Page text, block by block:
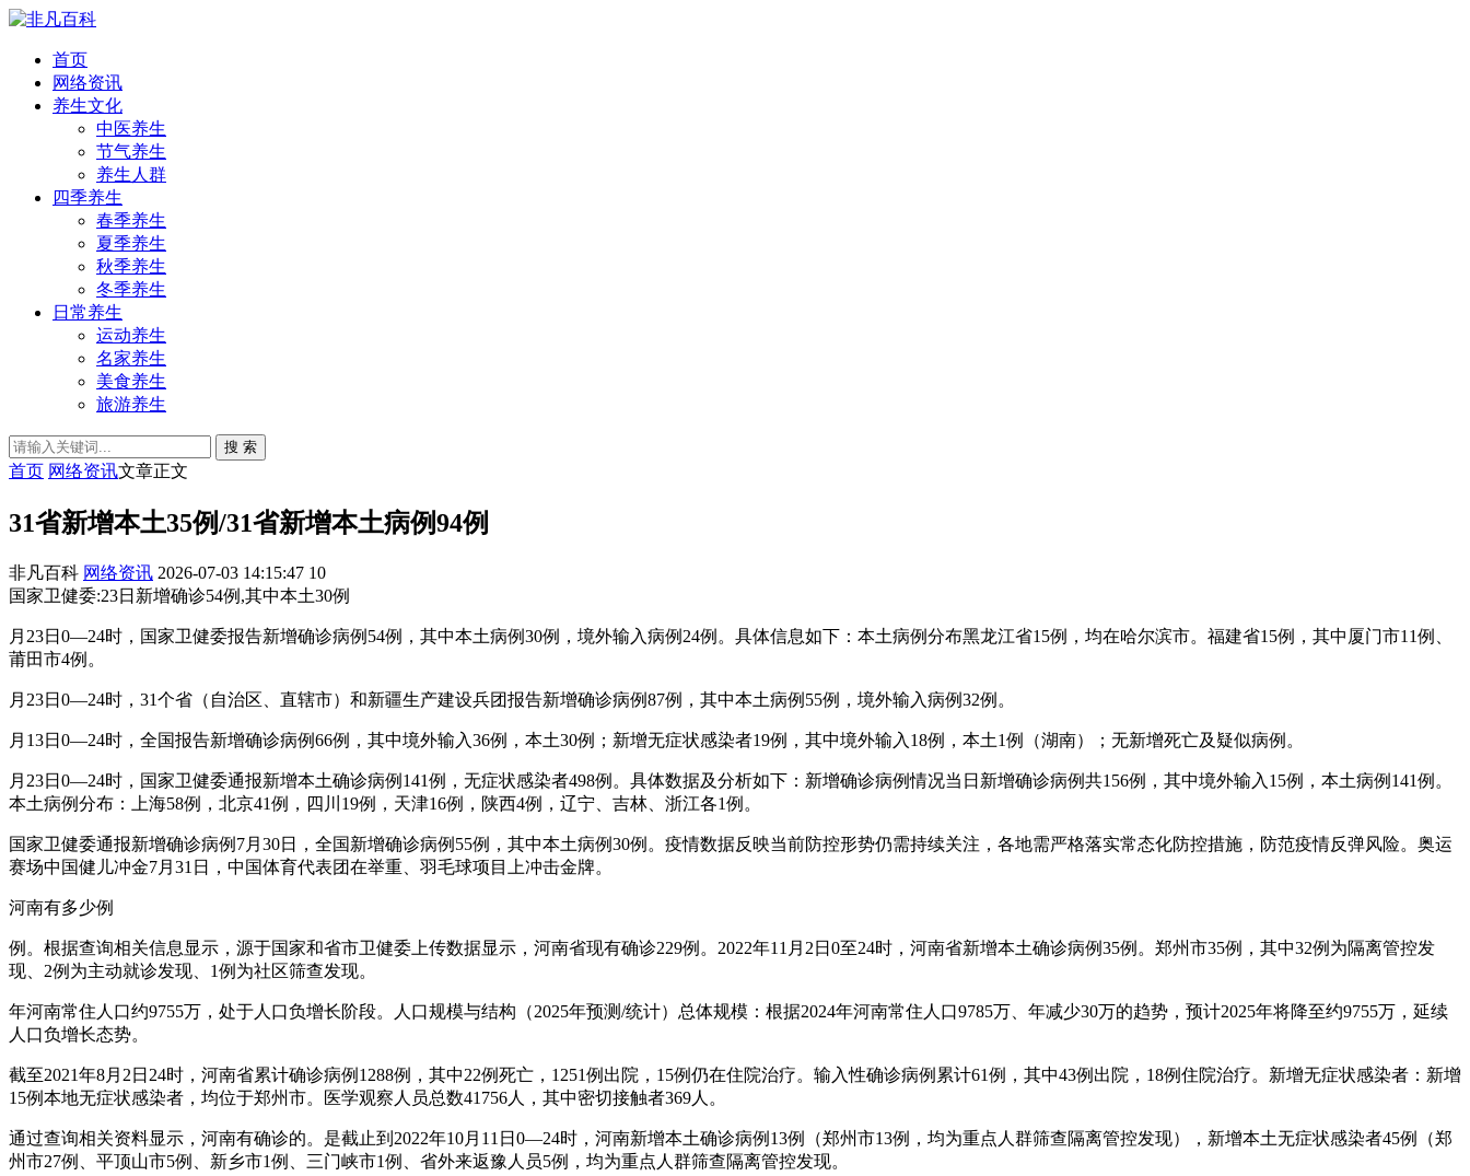
首页
网络资讯
养生文化
中医养生
节气养生
养生人群
四季养生
春季养生
夏季养生
秋季养生
冬季养生
日常养生
运动养生
名家养生
美食养生
旅游养生
搜 索
首页 网络资讯文章正文
31省新增本土35例/31省新增本土病例94例
非凡百科 网络资讯 2026-07-03 14:15:47 10
国家卫健委:23日新增确诊54例,其中本土30例
月23日0—24时，国家卫健委报告新增确诊病例54例，其中本土病例30例，境外输入病例24例。具体信息如下：本土病例分布黑龙江省15例，均在哈尔滨市。福建省15例，其中厦门市11例、
莆田市4例。
月23日0—24时，31个省（自治区、直辖市）和新疆生产建设兵团报告新增确诊病例87例，其中本土病例55例，境外输入病例32例。
月13日0—24时，全国报告新增确诊病例66例，其中境外输入36例，本土30例；新增无症状感染者19例，其中境外输入18例，本土1例（湖南）；无新增死亡及疑似病例。
月23日0—24时，国家卫健委通报新增本土确诊病例141例，无症状感染者498例。具体数据及分析如下：新增确诊病例情况当日新增确诊病例共156例，其中境外输入15例，本土病例141例。
本土病例分布：上海58例，北京41例，四川19例，天津16例，陕西4例，辽宁、吉林、浙江各1例。
国家卫健委通报新增确诊病例7月30日，全国新增确诊病例55例，其中本土病例30例。疫情数据反映当前防控形势仍需持续关注，各地需严格落实常态化防控措施，防范疫情反弹风险。奥运
赛场中国健儿冲金7月31日，中国体育代表团在举重、羽毛球项目上冲击金牌。
河南有多少例
例。根据查询相关信息显示，源于国家和省市卫健委上传数据显示，河南省现有确诊229例。2022年11月2日0至24时，河南省新增本土确诊病例35例。郑州市35例，其中32例为隔离管控发
现、2例为主动就诊发现、1例为社区筛查发现。
年河南常住人口约9755万，处于人口负增长阶段。人口规模与结构（2025年预测/统计）总体规模：根据2024年河南常住人口9785万、年减少30万的趋势，预计2025年将降至约9755万，延续
人口负增长态势。
截至2021年8月2日24时，河南省累计确诊病例1288例，其中22例死亡，1251例出院，15例仍在住院治疗。输入性确诊病例累计61例，其中43例出院，18例住院治疗。新增无症状感染者：新增
15例本地无症状感染者，均位于郑州市。医学观察人员总数41756人，其中密切接触者369人。
通过查询相关资料显示，河南有确诊的。是截止到2022年10月11日0—24时，河南新增本土确诊病例13例（郑州市13例，均为重点人群筛查隔离管控发现），新增本土无症状感染者45例（郑
州市27例、平顶山市5例、新乡市1例、三门峡市1例、省外来返豫人员5例，均为重点人群筛查隔离管控发现。